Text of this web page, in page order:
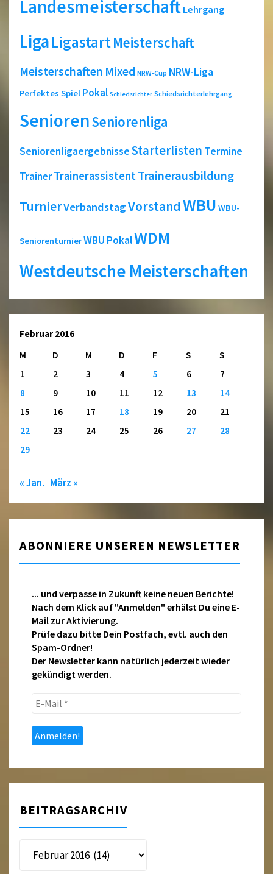
Landesmeisterschaft Lehrgang
LigaLigastartMeisterschaft
Meisterschaften Mixed NRW-Cup NRW-Liga
Perfektes Spiel Pokal Schiedsrichter Schiedsrichterlehrgang
SeniorenSeniorenliga
SeniorenligaergebnisseStarterlisten Termine
TrainerTrainerassistentTrainerausbildung
TurnierVerbandstagVorstandWBU WBU-
SeniorenturnierWBU PokalWDM
Westdeutsche Meisterschaften
Februar 2016
M
D M D F S
S
1
2 3 4 5 6
7
8
9 10 11 12 13
14
15
16 17 18 19 20
21
22
23 24 25 26 27
28
29
« Jan. März »
ABONNIERE UNSEREN NEWSLETTER
... und verpasse in Zukunft keine neuen Berichte!
Nach dem Klick auf "Anmelden" erhälst Du eine E-
Mail zur Aktivierung.
Prüfe dazu bitte Dein Postfach, evtl. auch den
Spam-Ordner!
Der Newsletter kann natürlich jederzeit wieder
gekündigt werden.
E-
*
BEITRAGSARCHIV
Beitragsarchiv